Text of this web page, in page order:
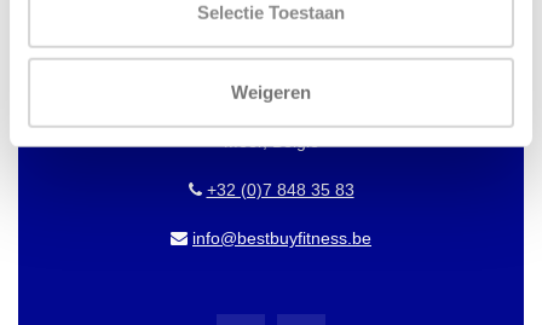
Selectie Toestaan
Weigeren
Londenstraat 7
Meer, België
+32 (0)7 848 35 83
info@bestbuyfitness.be